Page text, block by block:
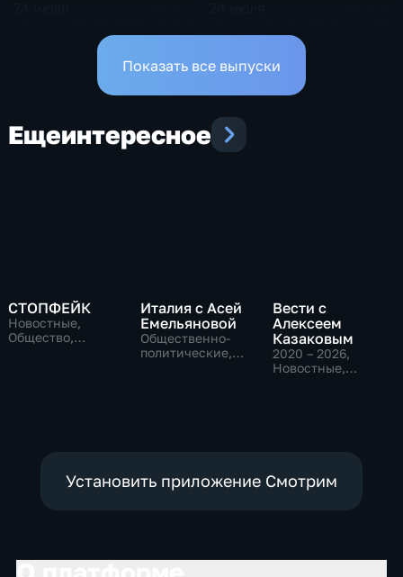
Показать все выпуски
Ещеинтересное
СТОПФЕЙК
Новостные,
Общество,
Италия с Асей
Емельяновой
Общественно-
политические,
Вести с
Алексеем
Казаковым
2020 – 2026,
Новостные,
Установить приложение Смотрим